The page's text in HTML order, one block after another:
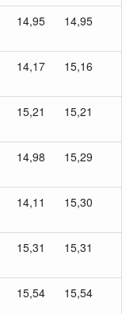
14,95 14,95
14,17 15,16
15,21 15,21
14,98 15,29
14,11 15,30
15,31 15,31
15,54 15,54